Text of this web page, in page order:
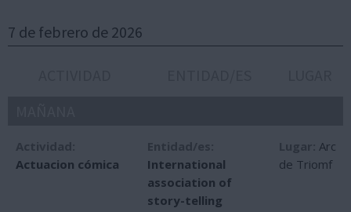
7 de febrero de 2026
Actuacion cómica
International
association of
story-telling
Arc
de Triomf